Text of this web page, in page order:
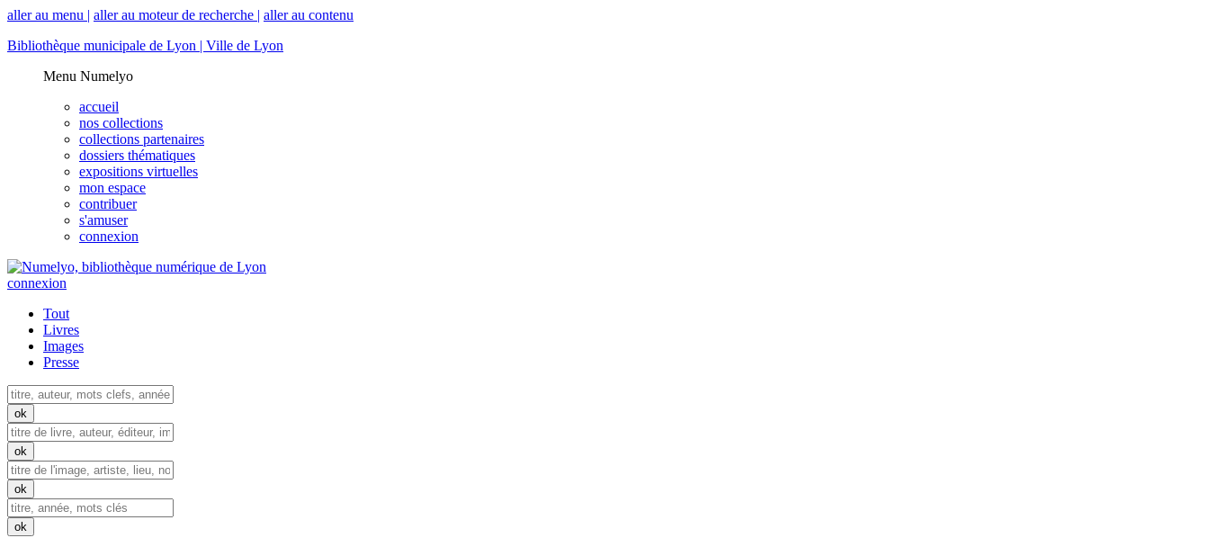
aller au menu | aller au moteur de recherche | aller au contenu
Bibliothèque municipale de Lyon | Ville de Lyon
Menu Numelyo
accueil
nos collections
collections partenaires
dossiers thématiques
expositions virtuelles
mon espace
contribuer
s'amuser
connexion
connexion
Tout
Livres
Images
Presse